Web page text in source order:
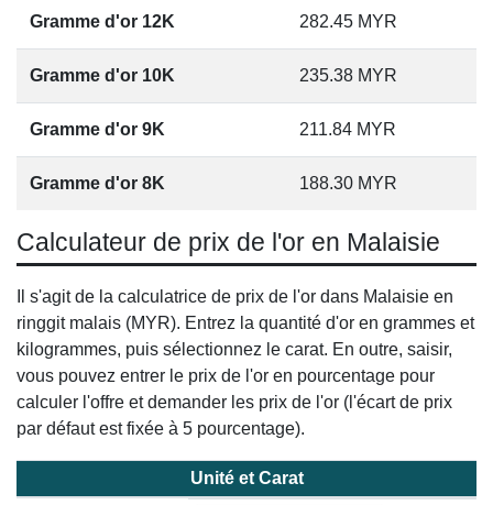
Gramme d'or 12K 282.45 MYR
Gramme d'or 10K 235.38 MYR
Gramme d'or 9K 211.84 MYR
Gramme d'or 8K 188.30 MYR
Calculateur de prix de l'or en Malaisie
Il s'agit de la calculatrice de prix de l'or dans Malaisie en
ringgit malais (MYR). Entrez la quantité d'or en grammes et
kilogrammes, puis sélectionnez le carat. En outre, saisir,
vous pouvez entrer le prix de l'or en pourcentage pour
calculer l'offre et demander les prix de l'or (l'écart de prix
par défaut est fixée à 5 pourcentage).
Unité et Carat